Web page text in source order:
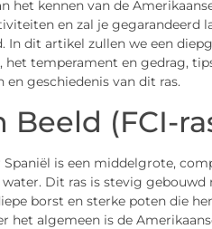
het kennen van de
en zal je
In dit artikel zullen we een
het temperament en gedrag,
geschiedenis van dit ras.
(FCI-
Spaniël is een middelgrote,
Dit ras is stevig
borst en sterke poten die
het algemeen is de